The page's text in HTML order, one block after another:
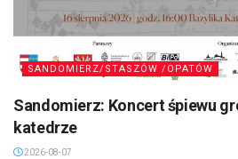
SANDOMIERZ/STASZÓW /OPATÓW
Sandomierz: Koncert śpiewu
katedrze
2026-08-07